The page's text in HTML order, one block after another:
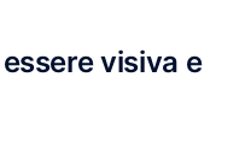
visiva e